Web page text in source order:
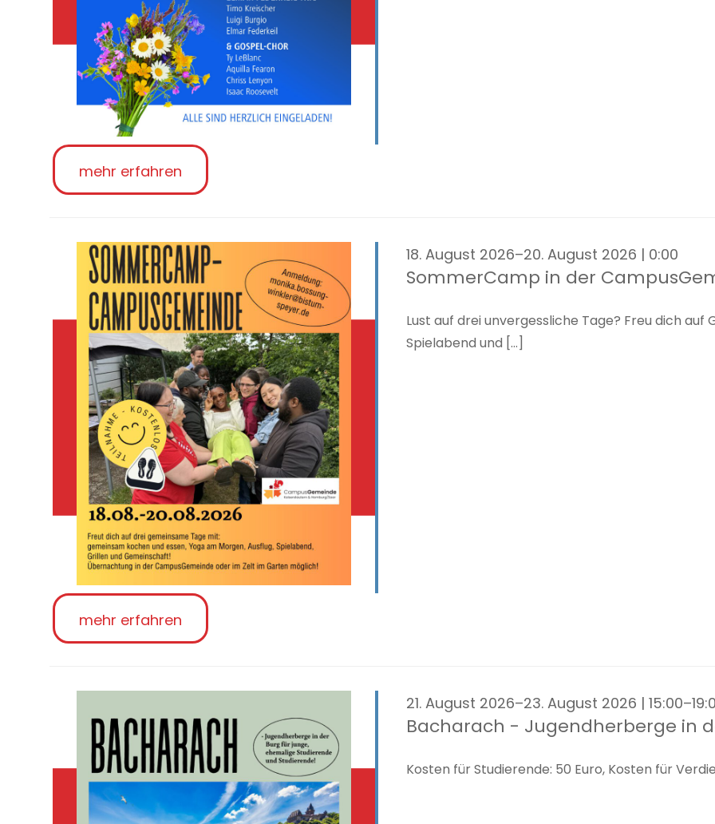
mehr erfahren
18. August 2026–20. August 2026 | 0:00
SommerCamp in der
Lust auf drei unvergessliche Tage? Freu dich auf
Spielabend und [...]
mehr erfahren
21. August 2026–23. August 2026 |
Bacharach - Jugendherberge in
Kosten für Studierende: 50 Euro, Kosten für